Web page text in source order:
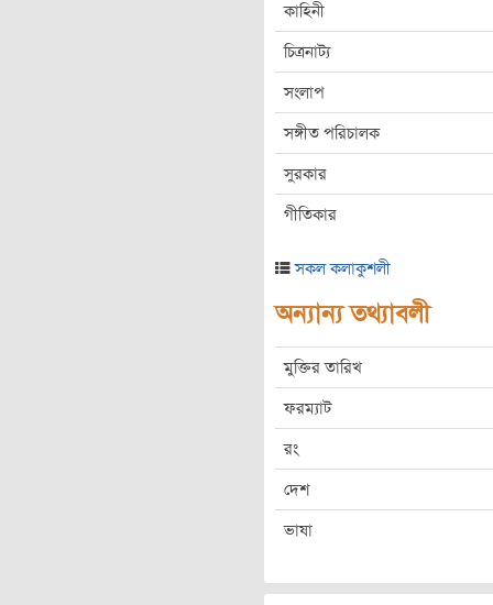
কাহিনী
চিত্রনাট্য
সংলাপ
সঙ্গীত পরিচালক
সুরকার
গীতিকার
সকল কলাকুশলী
অন্যান্য তথ্যাবলী
মুক্তির তারিখ
ফরম্যাট
রং
দেশ
ভাষা